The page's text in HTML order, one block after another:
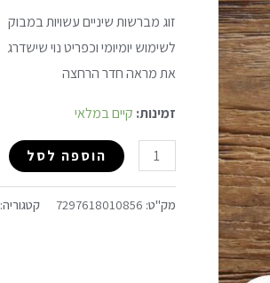
זוג מברשות שיניים עשויות במבוק
לשימוש יומיומי וכפריט נוי שישדרג
את מראה חדר הרחצה
זמינות: קיים במלאי
הוספה לסל
מק"ט: 7297618010856 קטגוריה: